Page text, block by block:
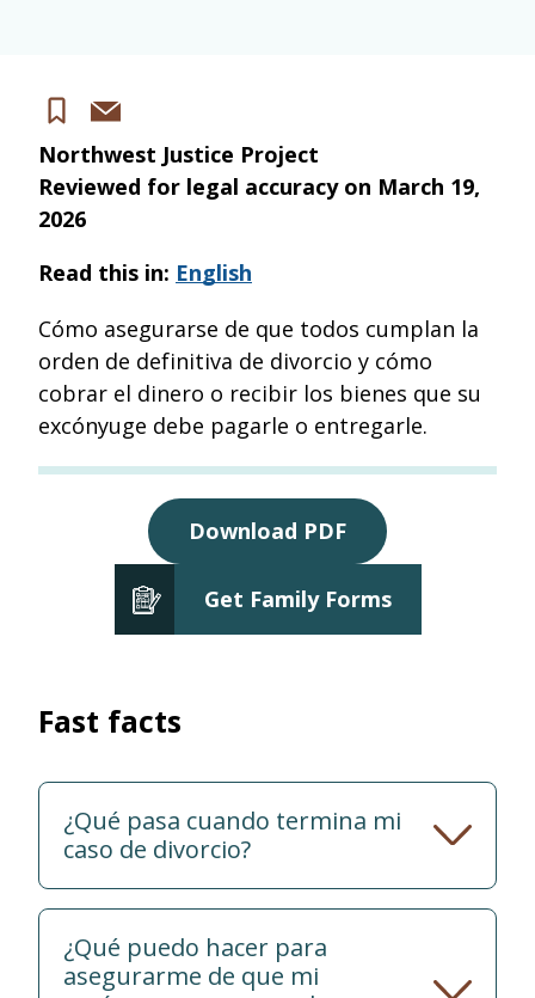
Northwest Justice Project
Reviewed for legal accuracy on March 19,
2026
Read this in: English
Cómo asegurarse de que todos cumplan la
orden de definitiva de divorcio y cómo
cobrar el dinero o recibir los bienes que su
excónyuge debe pagarle o entregarle.
Download PDF
Get Family Forms
Fast facts
¿Qué pasa cuando termina mi
caso de divorcio?
¿Qué puedo hacer para
asegurarme de que mi
SaveShare
via
email